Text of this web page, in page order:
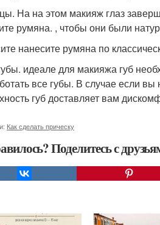
На на этом макияж глаз
румяна. , чтобы они были
нанесите румяна по
идеале для макияжа губ
все губы. В случае если
губ доставляет вам
Как сделать прическу
Поделитесь с